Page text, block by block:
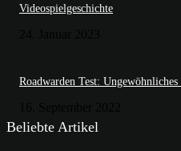
Videospielgeschichte
Roadwarden Test:
Beliebte Artikel